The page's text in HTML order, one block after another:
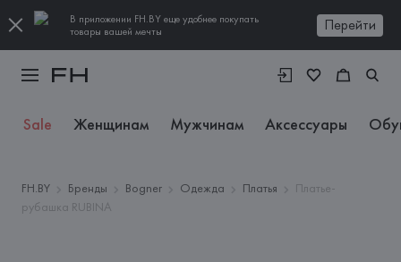
В приложении FH.BY еще удобнее покупать
товары вашей мечты
Перейти
Sale Женщинам Мужчинам Аксессуары
FH.BY Бренды Bogner Одежда Платья
Платье-
рубашка RUBINA